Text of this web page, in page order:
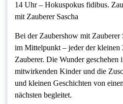
14 Uhr – Hokuspokus fidibus.
mit Zauberer Sascha
Bei der Zaubershow mit Zauberer
im Mittelpunkt – jeder der kleinen
Zauberer. Die Wunder geschehen
mitwirkenden Kinder und die
und kleinen Geschichten von
nächsten begleitet.